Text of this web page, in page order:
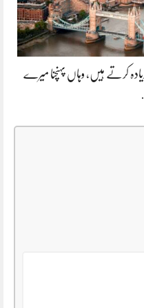
کرتے ہیں، وہاں پہنچنا میرے